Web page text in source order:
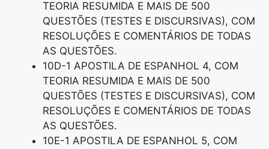
TEORIA RESUMIDA E MAIS DE 500
QUESTÕES (TESTES E DISCURSIVAS), COM
RESOLUÇÕES E COMENTÁRIOS DE TODAS
AS QUESTÕES.
10D-1 APOSTILA DE ESPANHOL 4, COM
TEORIA RESUMIDA E MAIS DE 500
QUESTÕES (TESTES E DISCURSIVAS), COM
RESOLUÇÕES E COMENTÁRIOS DE TODAS
AS QUESTÕES.
10E-1 APOSTILA DE ESPANHOL 5, COM